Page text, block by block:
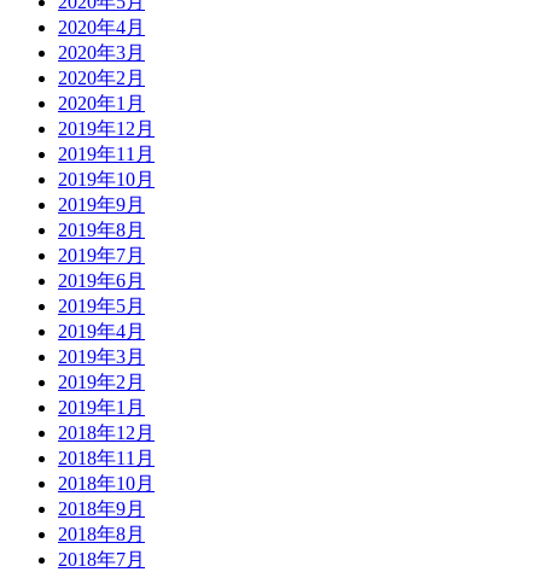
2020年4月
2020年3月
2020年2月
2020年1月
2019年12月
2019年11月
2019年10月
2019年9月
2019年8月
2019年7月
2019年6月
2019年5月
2019年4月
2019年3月
2019年2月
2019年1月
2018年12月
2018年11月
2018年10月
2018年9月
2018年8月
2018年7月